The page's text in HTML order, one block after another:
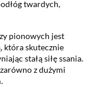
twardych,
pionowych jest
która skutecznie
stałą siłę ssania.
z dużymi